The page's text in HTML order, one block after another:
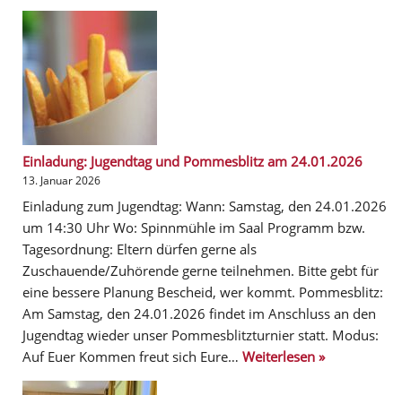
Einladung: Jugendtag und Pommesblitz am 24.01.2026
13. Januar 2026
Einladung zum Jugendtag: Wann: Samstag, den 24.01.2026
um 14:30 Uhr Wo: Spinnmühle im Saal Programm bzw.
Tagesordnung: Eltern dürfen gerne als
Zuschauende/Zuhörende gerne teilnehmen. Bitte gebt für
eine bessere Planung Bescheid, wer kommt. Pommesblitz:
Am Samstag, den 24.01.2026 findet im Anschluss an den
Jugendtag wieder unser Pommesblitzturnier statt. Modus:
Auf Euer Kommen freut sich Eure… Weiterlesen »